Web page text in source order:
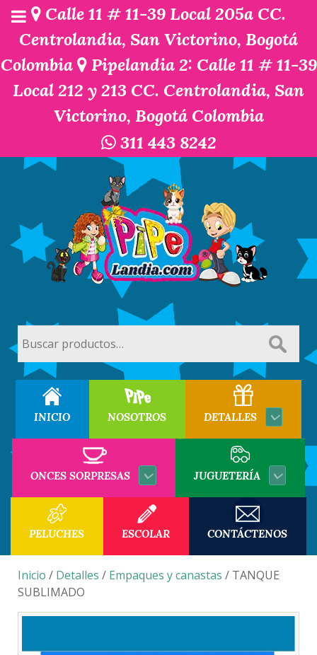
Calle 11 # 11-39 Local 205a CC.
Centrolandia, San Victorino, Bogotá
Colombia
Pipelandia 2: Calle 11 # 11-39
Local 212 y 213 CC. Centrolandia, San
Victorino, Bogotá Colombia
311 443 8242
por:
INICIO NOSOTROS DETALLES
ONCES SORPRESAS JUGUETERÍA
PELUCHES ESCOLAR CONTÁCTENOS
Inicio / Detalles / Empaques y canastas / TANQUE
SUBLIMADO